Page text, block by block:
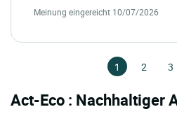
Meinung eingereicht 10/07/2026
1 2 3
Act-Eco : Nachhaltiger